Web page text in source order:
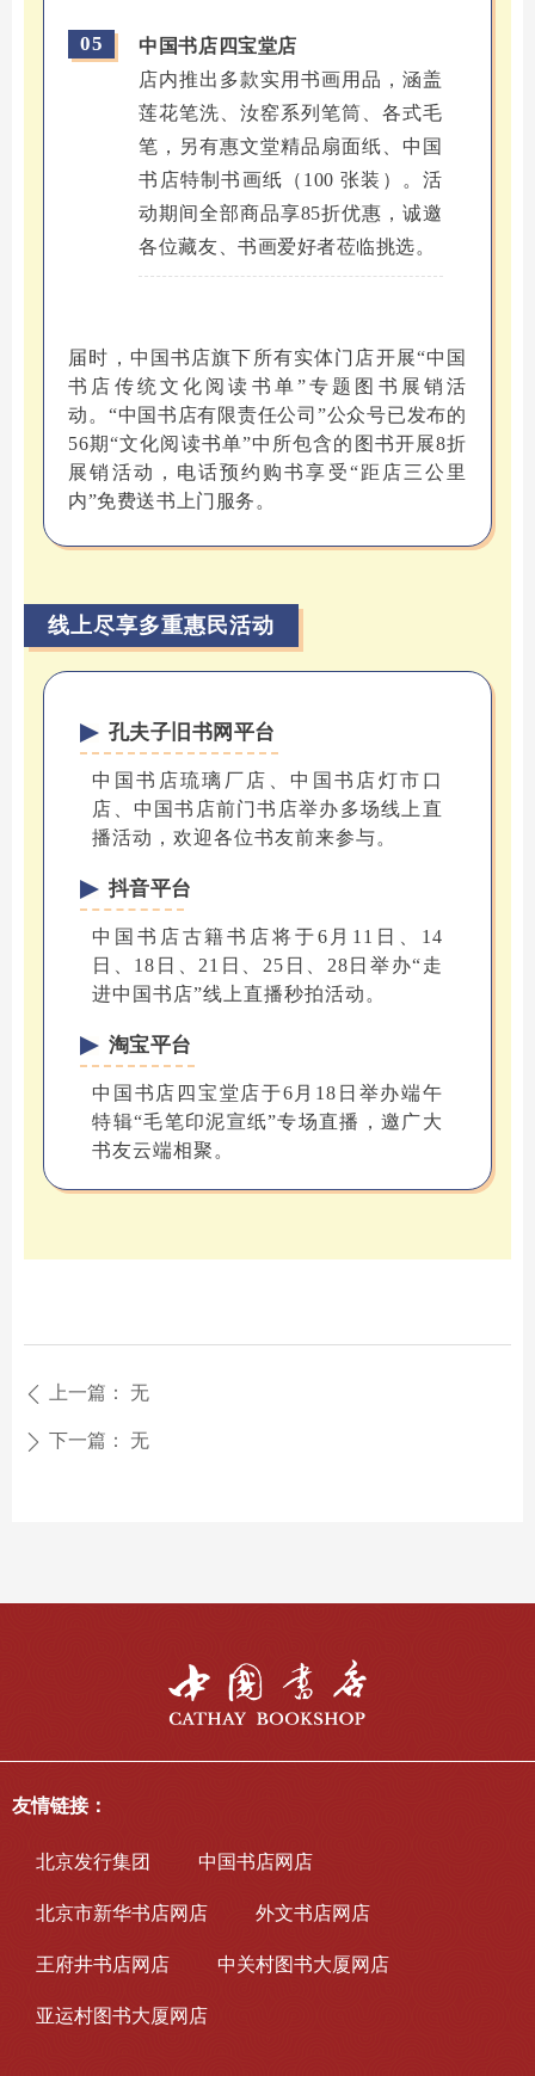
05
中国书店四宝堂店
店内推出多款实用书画用品，涵盖
莲花笔洗、汝窑系列笔筒、各式毛
笔，另有惠文堂精品扇面纸、中国
书店特制书画纸（100 张装）。活
动期间全部商品享85折优惠，诚邀
各位藏友、书画爱好者莅临挑选。
届时，中国书店旗下所有实体门店开展“中国
书店传统文化阅读书单”专题图书展销活
动。“中国书店有限责任公司”公众号已发布的
56期“文化阅读书单”中所包含的图书开展8折
展销活动，电话预约购书享受“距店三公里
内”免费送书上门服务。
线上尽享多重惠民活动
孔夫子旧书网平台
中国书店琉璃厂店、中国书店灯市口
店、中国书店前门书店举办多场线上直
播活动，欢迎各位书友前来参与。
抖音平台
中国书店古籍书店将于6月11日、14
日、18日、21日、25日、28日举办“走
进中国书店”线上直播秒拍活动。
淘宝平台
中国书店四宝堂店于6月18日举办端午
特辑“毛笔印泥宣纸”专场直播，邀广大
书友云端相聚。
ꄴ 上一篇： 无
ꄲ 下一篇： 无
友情链接：
北京发行集团 中国书店网店
北京市新华书店网店 外文书店网店
王府井书店网店 中关村图书大厦网店
亚运村图书大厦网店